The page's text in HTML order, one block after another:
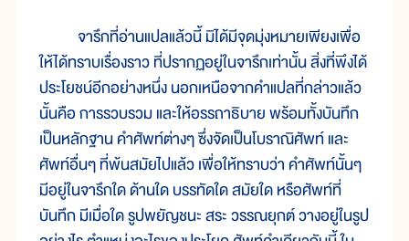
จารึกที่อ่านแปลแล้วนี้ มิได้มีจุดมุ่งหมายเพียงเพื่อ
ให้ได้ทราบเรื่องราว ที่ปรากฏอยู่ในจารึกเท่านั้น สิ่งที่พึงได้
ประโยชน์อีกอย่างหนึ่ง นอกเหนือจากคำแปลที่กล่าวแล้ว
นั้นคือ การรวบรวม และให้อรรถาธิบาย พร้อมทั้งบันทึก
เป็นหลักฐาน คำศัพท์ต่างๆ ซึ่งจัดเป็นโบราณิศัพท์ และ
ศัพท์อื่นๆ ที่พ้นสมัยไปแล้ว เพื่อให้ทราบว่า คำศัพท์นั้นๆ
มีอยู่ในจารึกใด ด้านใด บรรทัดใด สมัยใด หรือศัพท์ที่
บันทึก มีเมื่อใด รูปพยัญชนะ สระ วรรณยุกต์ วางอยู่ในรูป